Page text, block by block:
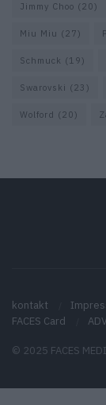
Jimmy Choo (20)
Miu Miu (27)
Schmuck (19)
Swarovski (23)
Wolford (20)
kontakt
FACES Card
© 2025 FACES